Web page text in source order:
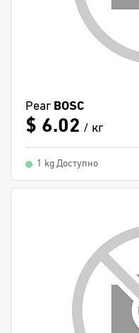
Pear BOSC
$ 6.02 / кг
1 kg Доступно